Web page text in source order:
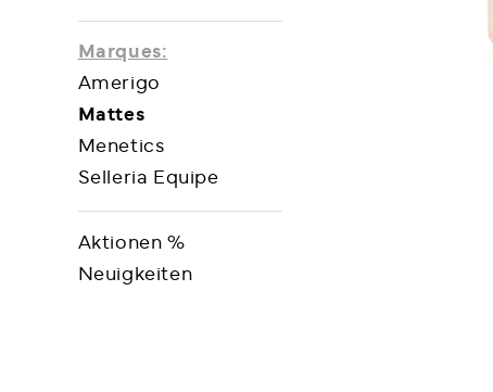
Marques:
Amerigo
Mattes
Menetics
Selleria Equipe
Aktionen %
Neuigkeiten